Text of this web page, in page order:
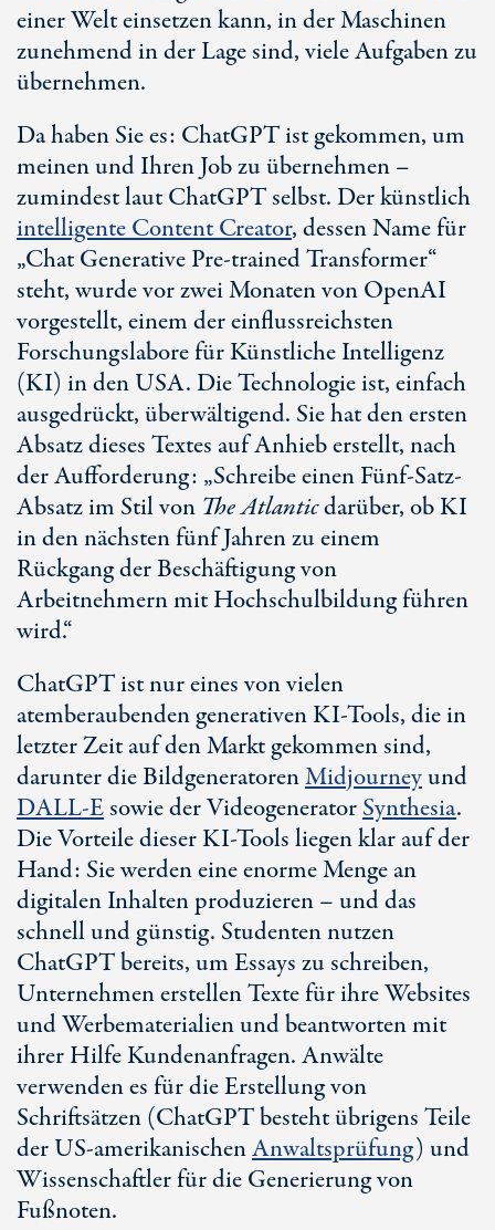
einer Welt einsetzen kann, in der Maschinen
zunehmend in der Lage sind, viele Aufgaben zu
übernehmen.
Da haben Sie es: ChatGPT ist gekommen, um
meinen und Ihren Job zu übernehmen –
zumindest laut ChatGPT selbst. Der künstlich
intelligente Content Creator, dessen Name für
„Chat Generative Pre-trained Transformer“
steht, wurde vor zwei Monaten von OpenAI
vorgestellt, einem der einflussreichsten
Forschungslabore für Künstliche Intelligenz
(KI) in den USA. Die Technologie ist, einfach
ausgedrückt, überwältigend. Sie hat den ersten
Absatz dieses Textes auf Anhieb erstellt, nach
der Aufforderung: „Schreibe einen Fünf-Satz-
Absatz im Stil von The Atlanticdarüber, ob KI
in den nächsten fünf Jahren zu einem
Rückgang der Beschäftigung von
Arbeitnehmern mit Hochschulbildung führen
wird.“
ChatGPT ist nur eines von vielen
atemberaubenden generativen KI-Tools, die in
letzter Zeit auf den Markt gekommen sind,
darunter die BildgeneratorenMidjourneyund
DALL-Esowie der VideogeneratorSynthesia.
Die Vorteile dieser KI-Tools liegen klar auf der
Hand: Sie werden eine enorme Menge an
digitalen Inhalten produzieren – und das
schnell und günstig. Studenten nutzen
ChatGPT bereits, um Essays zu schreiben,
Unternehmen erstellen Texte für ihre Websites
und Werbematerialien und beantworten mit
ihrer Hilfe Kundenanfragen. Anwälte
verwenden es für die Erstellung von
Schriftsätzen (ChatGPT besteht übrigens Teile
der US-amerikanischenAnwaltsprüfung) und
Wissenschaftler für die Generierung von
Fußnoten.